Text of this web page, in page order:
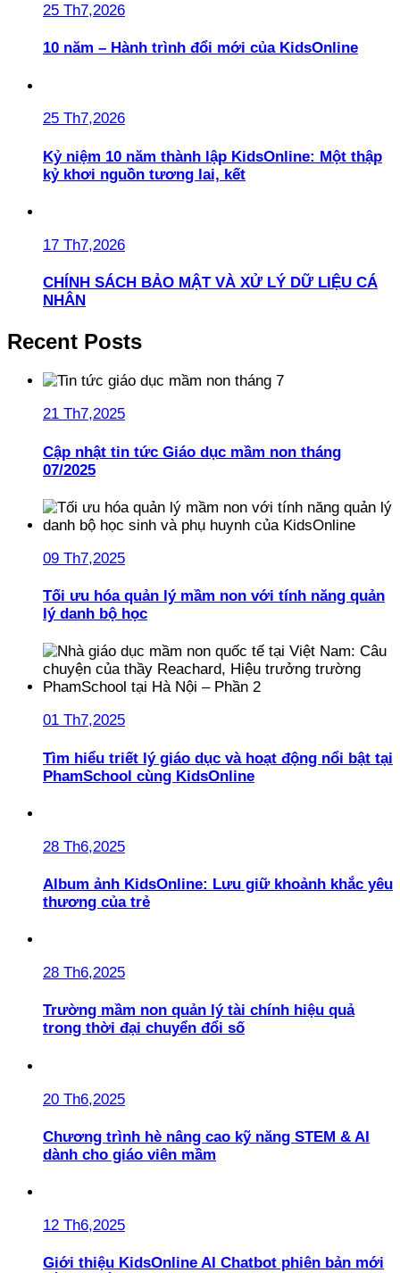
25 Th7,2026
10 năm – Hành trình đổi mới của KidsOnline
25 Th7,2026
Kỷ niệm 10 năm thành lập KidsOnline: Một thập
kỷ khơi nguồn tương lai, kết
17 Th7,2026
CHÍNH SÁCH BẢO MẬT VÀ XỬ LÝ DỮ LIỆU CÁ
NHÂN
Recent Posts
21 Th7,2025
Cập nhật tin tức Giáo dục mầm non tháng
07/2025
09 Th7,2025
Tối ưu hóa quản lý mầm non với tính năng quản
lý danh bộ học
01 Th7,2025
Tìm hiểu triết lý giáo dục và hoạt động nổi bật tại
PhamSchool cùng KidsOnline
28 Th6,2025
Album ảnh KidsOnline: Lưu giữ khoảnh khắc yêu
thương của trẻ
28 Th6,2025
Trường mầm non quản lý tài chính hiệu quả
trong thời đại chuyển đổi số
20 Th6,2025
Chương trình hè nâng cao kỹ năng STEM & AI
dành cho giáo viên mầm
12 Th6,2025
Giới thiệu KidsOnline AI Chatbot phiên bản mới